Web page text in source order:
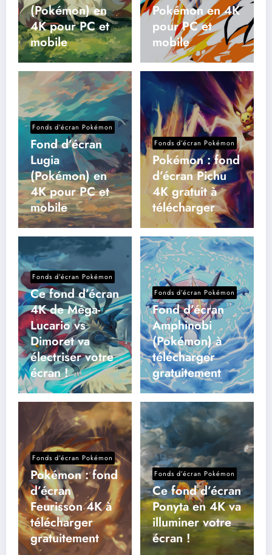
(Pokémon) en
4K pour PC et
mobile
Pokémon en 4K
pour PC et
mobile
Fonds d’écran Pokémon
Fond d’écran
Lugia
(Pokémon) en
4K pour PC et
mobile
Fonds d’écran Pokémon
Pokémon : fond
d’écran Pichu
4K gratuit à
télécharger
Fonds d’écran Pokémon
Ce fond d’écran
4K de Méga-
Lucario vs
Dimoret va
électriser votre
écran !
Fonds d’écran Pokémon
Fond d’écran
Amphinobi
(Pokémon) à
télécharger
gratuitement
Fonds d’écran Pokémon
Pokémon : fond
d’écran
Feurisson 4K à
télécharger
gratuitement
Fonds d’écran Pokémon
Ce fond d’écran
Ponyta en 4K va
illuminer votre
écran !